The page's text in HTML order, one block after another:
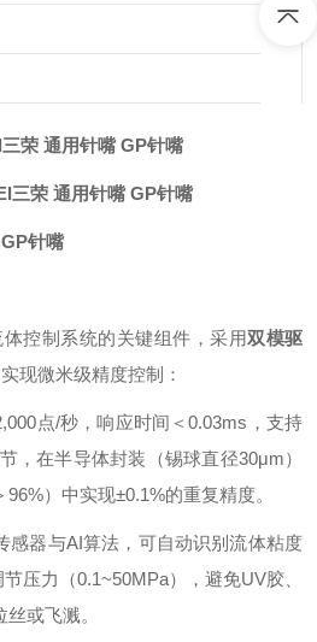
荣 通用针嘴 GP针嘴
针嘴
控制系统的关键组件，采用双模驱
现微米级精度控制：
点/秒，响应时间＜0.03ms，支持
，在半导体封装（锡球直径30μm）
）中实现±0.1%的重复精度。
感器与AI算法，可自动识别流体粘度
压力（0.1~50MPa），避免UV胶、
或飞溅。